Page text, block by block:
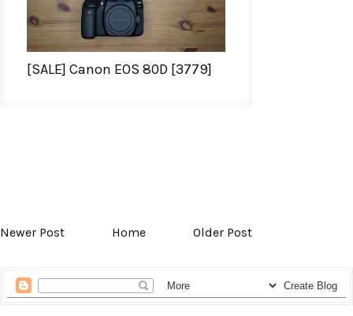
[SALE] Canon EOS 80D [3779]
Newer Post Home Older Post